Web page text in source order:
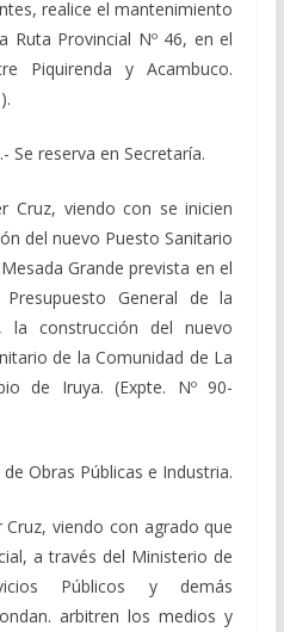
realice el mantenimiento
Ruta Provincial Nº 46, en el
Piquirenda y Acambuco.
Se reserva en Secretaría.
Cruz, viendo con se inicien
del nuevo Puesto Sanitario
Grande prevista en el
General de la
la construcción del nuevo
de la Comunidad de La
de Iruya. (Expte. Nº 90-
Obras Públicas e Industria.
viendo con agrado que
a través del Ministerio de
Públicos y demás
arbitren los medios y